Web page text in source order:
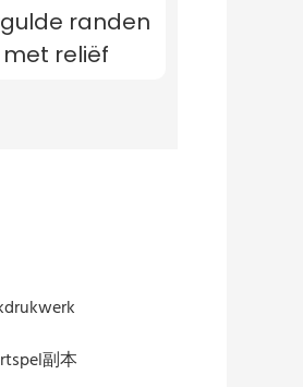
randen
met reliëf